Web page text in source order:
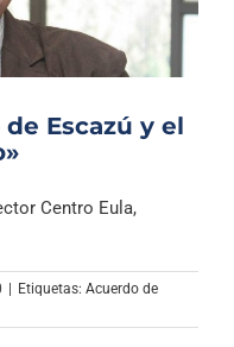
Escazú y el
Centro Eula,
| Etiquetas: Acuerdo de